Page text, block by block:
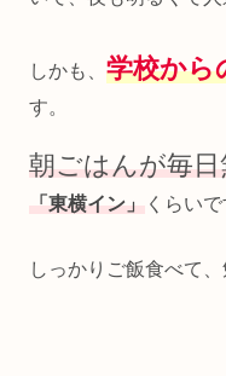
しかも、 学校から
す。
朝ごはんが毎日
「東横イン」 くらいで
しっかりご飯食べて